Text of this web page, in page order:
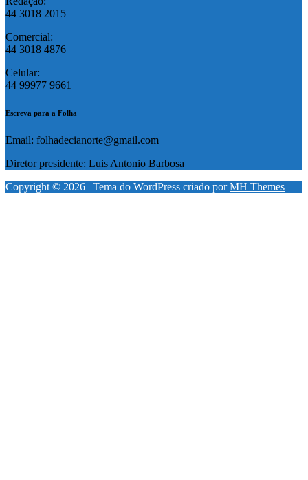
44 3018 2015
Comercial:
44 3018 4876
Celular:
44 99977 9661
Escreva para a Folha
Email: folhadecianorte@gmail.com
Diretor presidente: Luis Antonio Barbosa
Copyright © 2026 | Tema do WordPress criado porMH Themes